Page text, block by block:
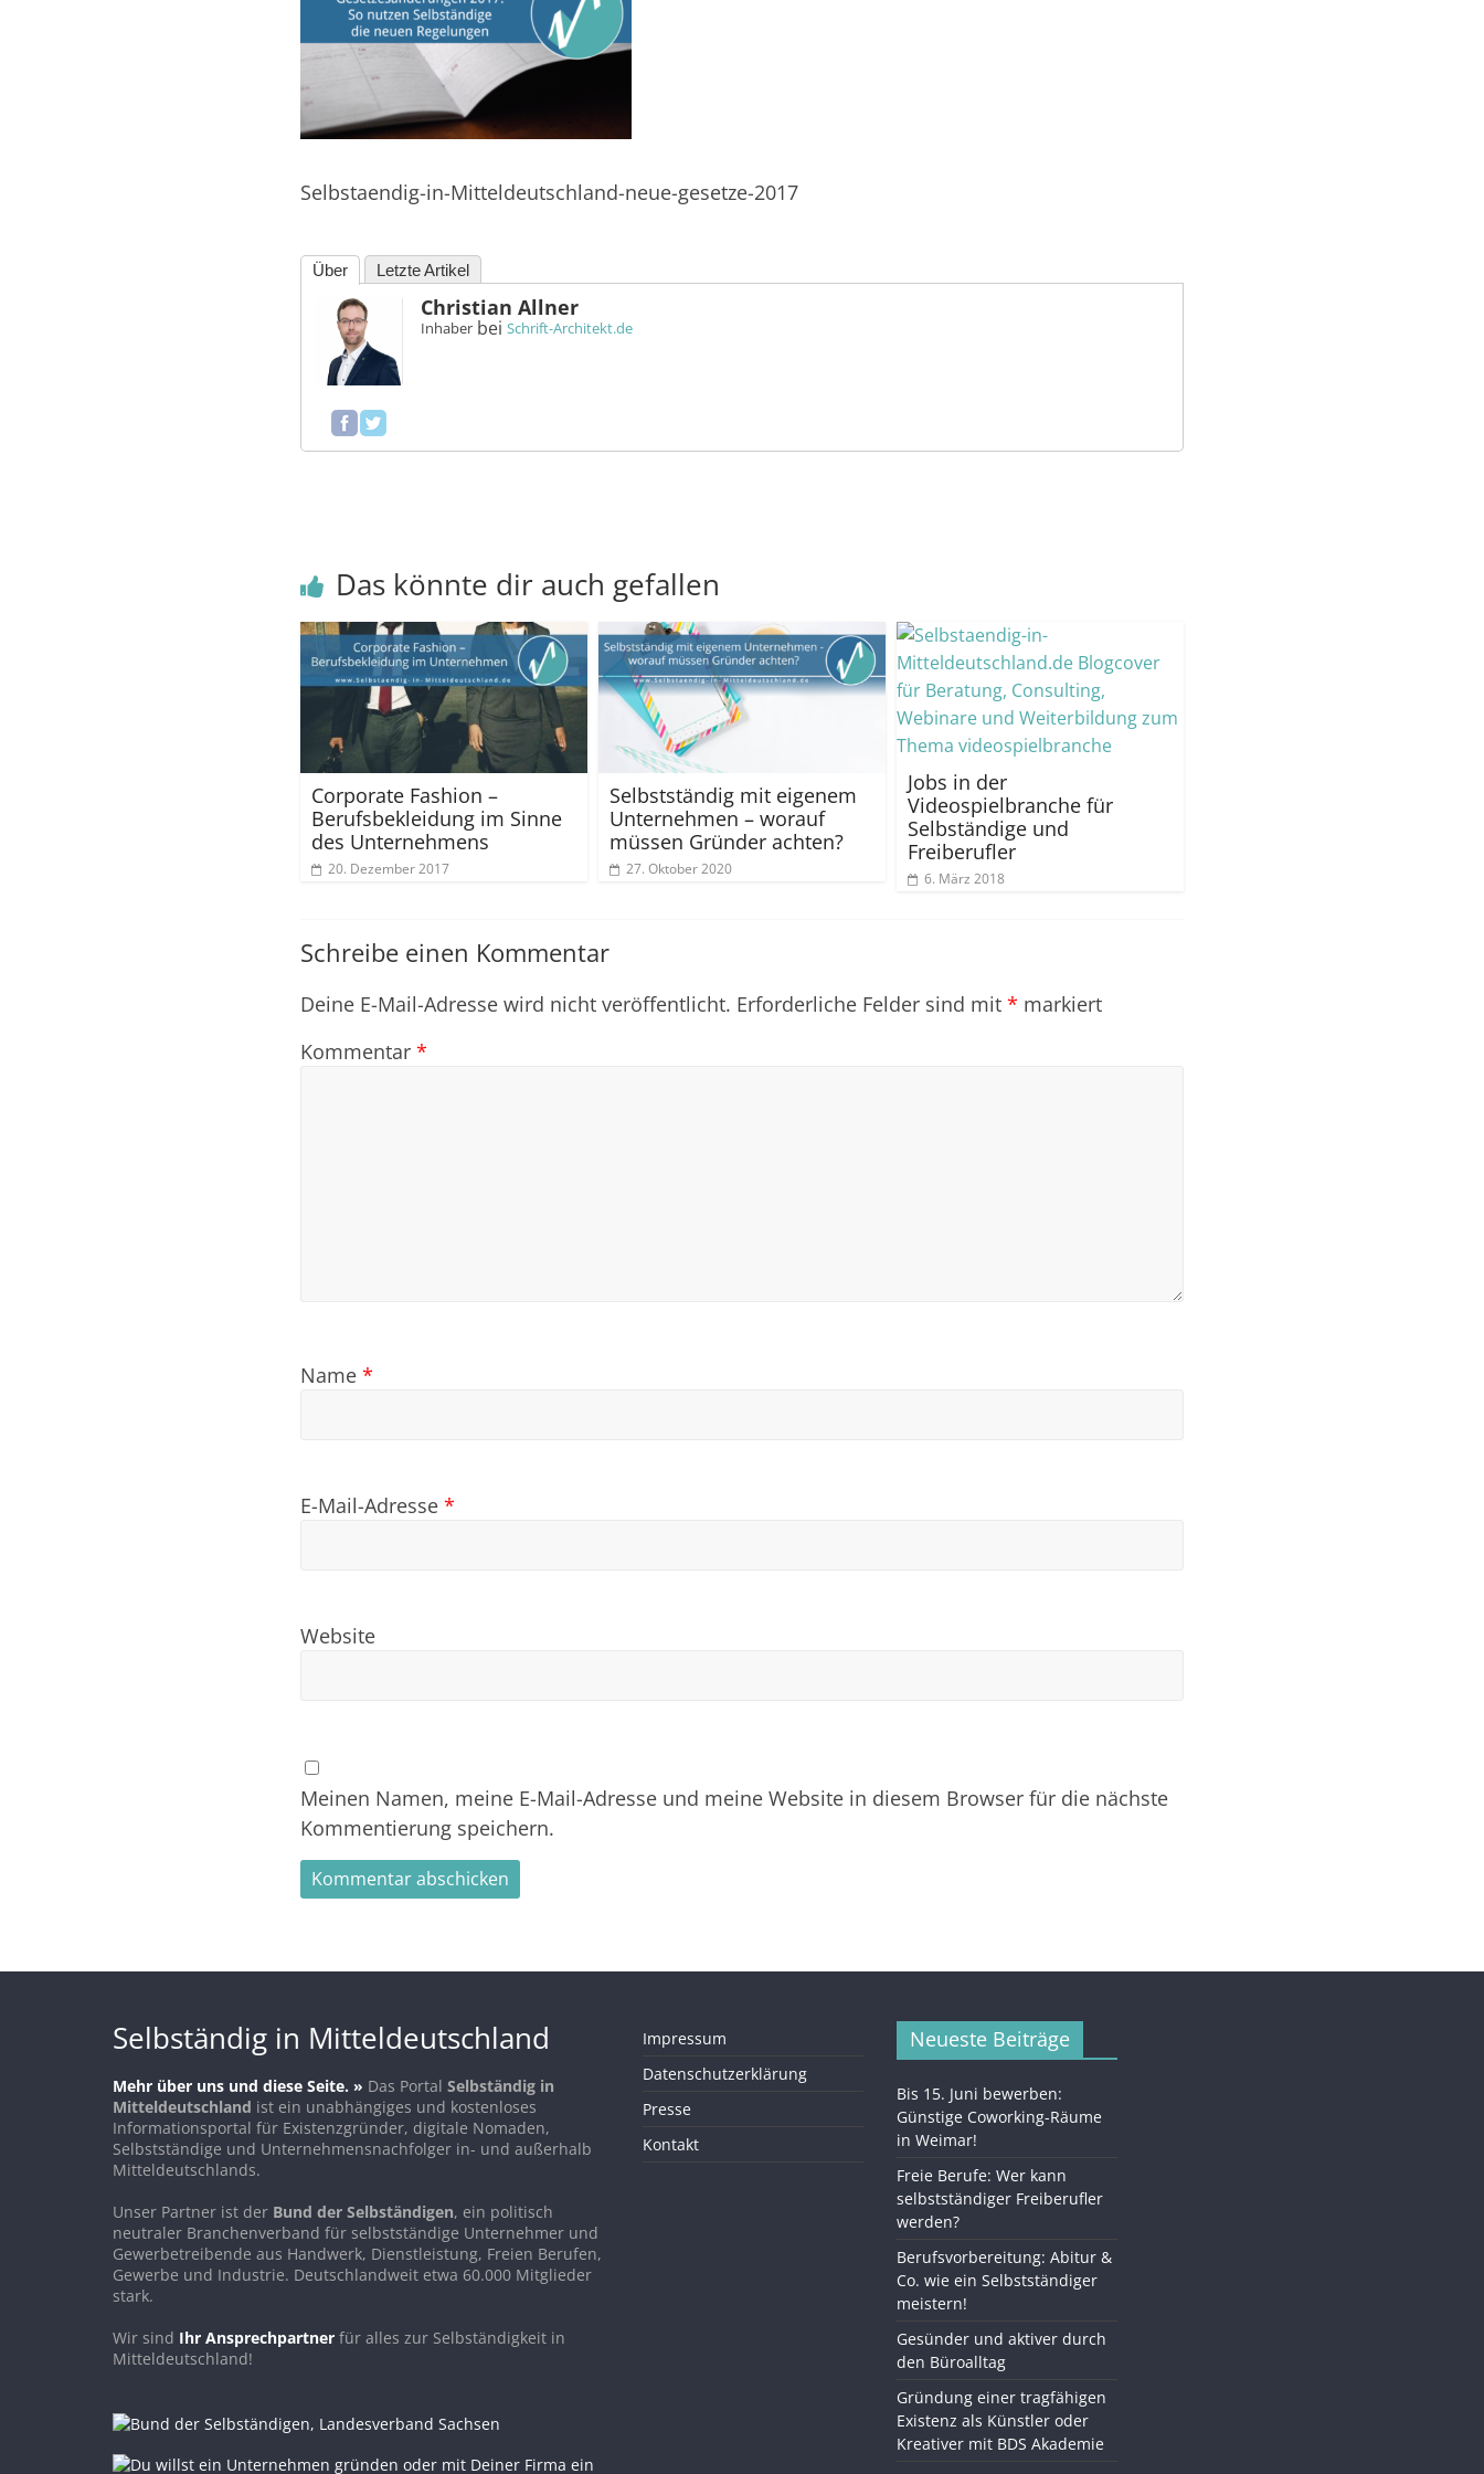
Selbstaendig-in-Mitteldeutschland-neue-gesetze-2017
Über Letzte Artikel
Christian Allner
Inhaber bei Schrift-Architekt.de
Das könnte dir auch gefallen
Corporate Fashion –
Berufsbekleidung im Sinne
des Unternehmens
20. Dezember 2017
Selbstständig mit eigenem
Unternehmen – worauf
müssen Gründer achten?
27. Oktober 2020
Jobs in der
Videospielbranche für
Selbständige und
Freiberufler
6. März 2018
Schreibe einen Kommentar
Deine E-Mail-Adresse wird nicht veröffentlicht. Erforderliche Felder sind mit * markiert
Kommentar *
Name *
E-Mail-Adresse *
Website
Meinen Namen, meine E-Mail-Adresse und meine Website in diesem Browser für die nächste
Kommentierung speichern.
Selbständig in Mitteldeutschland
Mehr über uns und diese Seite. » Das Portal Selbständig in
Mitteldeutschland ist ein unabhängiges und kostenloses
Informationsportal für Existenzgründer, digitale Nomaden,
Selbstständige und Unternehmensnachfolger in- und außerhalb
Mitteldeutschlands.
Unser Partner ist der Bund der Selbständigen, ein politisch
neutraler Branchenverband für selbstständige Unternehmer und
Gewerbetreibende aus Handwerk, Dienstleistung, Freien Berufen,
Gewerbe und Industrie. Deutschlandweit etwa 60.000 Mitglieder
stark.
Wir sind Ihr Ansprechpartner für alles zur Selbständigkeit in
Mitteldeutschland!
Impressum
Datenschutzerklärung
Presse
Kontakt
Neueste Beiträge
Bis 15. Juni bewerben:
Günstige Coworking-Räume
in Weimar!
Freie Berufe: Wer kann
selbstständiger Freiberufler
werden?
Berufsvorbereitung: Abitur &
Co. wie ein Selbstständiger
meistern!
Gesünder und aktiver durch
den Büroalltag
Gründung einer tragfähigen
Existenz als Künstler oder
Kreativer mit BDS Akademie